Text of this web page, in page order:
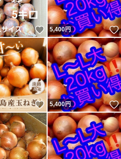
いいね！
5,400円
いいね！
5,400円